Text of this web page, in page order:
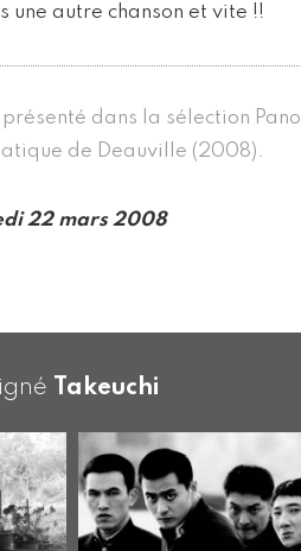
une autre chanson et vite !!
dans la sélection
de Deauville (2008).
22 mars 2008
Takeuchi